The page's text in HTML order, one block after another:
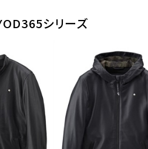
シリーズ